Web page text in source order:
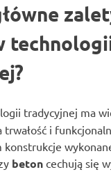
tradycyjnej ma
trwałość i
konstrukcje
beton cechują się